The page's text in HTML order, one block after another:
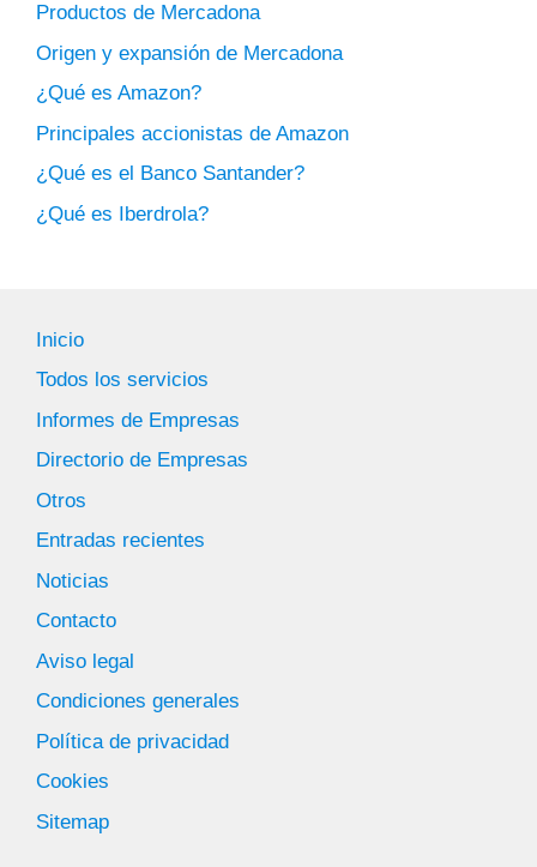
Productos de Mercadona
Origen y expansión de Mercadona
¿Qué es Amazon?
Principales accionistas de Amazon
¿Qué es el Banco Santander?
¿Qué es Iberdrola?
Inicio
Todos los servicios
Informes de Empresas
Directorio de Empresas
Otros
Entradas recientes
Noticias
Contacto
Aviso legal
Condiciones generales
Política de privacidad
Cookies
Sitemap